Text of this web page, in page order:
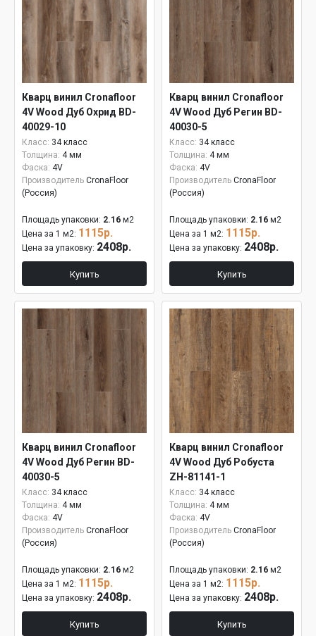
Кварц винил Cronafloor
4V Wood Дуб Охрид BD-
40029-10
Класс: 34 класс
Толщина: 4 мм
Фаска: 4V
Производитель CronaFloor
(Россия)
Площадь упаковки: 2.16 м2
Цена за 1 м2: 1115р.
Цена за упаковку: 2408р.
Купить
Кварц винил Cronafloor
4V Wood Дуб Регин BD-
40030-5
Класс: 34 класс
Толщина: 4 мм
Фаска: 4V
Производитель CronaFloor
(Россия)
Площадь упаковки: 2.16 м2
Цена за 1 м2: 1115р.
Цена за упаковку: 2408р.
Купить
Кварц винил Cronafloor
4V Wood Дуб Регин BD-
40030-5
Класс: 34 класс
Толщина: 4 мм
Фаска: 4V
Производитель CronaFloor
(Россия)
Площадь упаковки: 2.16 м2
Цена за 1 м2: 1115р.
Цена за упаковку: 2408р.
Купить
Кварц винил Cronafloor
4V Wood Дуб Робуста
ZH-81141-1
Класс: 34 класс
Толщина: 4 мм
Фаска: 4V
Производитель CronaFloor
(Россия)
Площадь упаковки: 2.16 м2
Цена за 1 м2: 1115р.
Цена за упаковку: 2408р.
Купить